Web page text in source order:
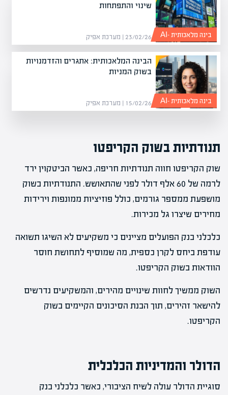
שינוי והתפתחות
23/02/26 | מערכת אפיק בינה מלאכותית -AI
הבינה המלאכותית: אתגרים והזדמנויות
בשוק המניות
15/02/26 | מערכת אפיק בינה מלאכותית -AI
תנודתיות בשוק הקריפטו
שוק הקריפטו חווה תנודתיות חריפה, כאשר הביטקוין ירד
לרמה של 60 אלף דולר לפני שהתאושש. התנודתיות בשוק
מושפעת ממספר גורמים, כולל פוזיציות ממונפות וירידות
מחירים שיצרו גל מכירות.
כלכלני בנק הפועלים מציינים כי משקיעים לא השיגו תשואה
עודפת ביחס לקרן כספית, מה שמוסיף לתחושת חוסר
הוודאות בשוק הקריפטו.
השוק ממשיך לחוות שינויים מהירים, והמשקיעים נדרשים
להישאר זהירים, תוך הבנת הסיכונים הקיימים בשוק
הקריפטו.
הדולר והמדיניות הכלכלית
סוגיית הדולר עולה לשיח הציבורי, כאשר כלכלני בנק